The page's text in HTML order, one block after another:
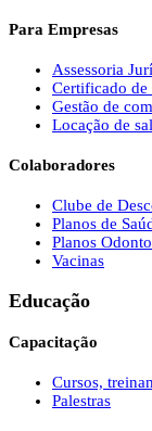
Para Empresas
Assessoria
Certificado de
Gestão de
Locação de
Colaboradores
Clube de
Planos de
Planos
Vacinas
Educação
Capacitação
Cursos,
Palestras